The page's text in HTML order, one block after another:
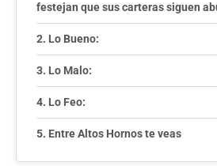
festejan que sus carteras siguen
Lo Bueno:
Lo Malo:
Lo Feo:
Entre Altos Hornos te veas